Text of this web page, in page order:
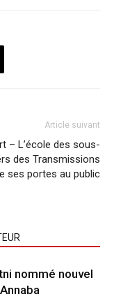
Article suivant
– L’école des sous-
des Transmissions
ses portes au public
nommé nouvel